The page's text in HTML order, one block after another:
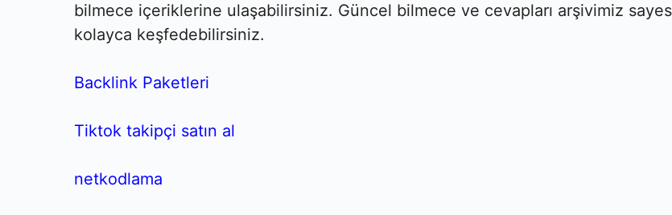
bilmece içeriklerine ulaşabilirsiniz. Güncel bilmece ve cevapları arşivimiz
kolayca keşfedebilirsiniz.
Backlink Paketleri
Tiktok takipçi satın al
netkodlama